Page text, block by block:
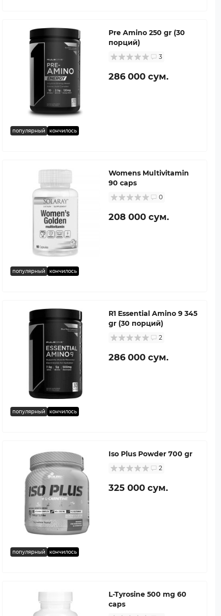
популярный кончилось
Pre Amino 250 gr (30
порций)
3
286 000 сум.
популярный кончилось
Womens Multivitamin
90 caps
0
208 000 сум.
популярный кончилось
R1 Essential Amino 9 345
gr (30 порций)
2
286 000 сум.
популярный кончилось
Iso Plus Powder 700 gr
2
325 000 сум.
L-Tyrosine 500 mg 60
caps